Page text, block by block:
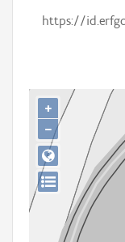
Persoon of collectief
Aanmelden
https://
+
−